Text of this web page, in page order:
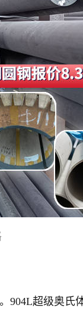
904L超级奥